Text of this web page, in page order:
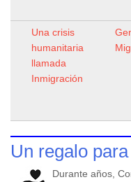
Una crisis
humanitaria
llamada
Inmigración
Un regalo
Durante años,